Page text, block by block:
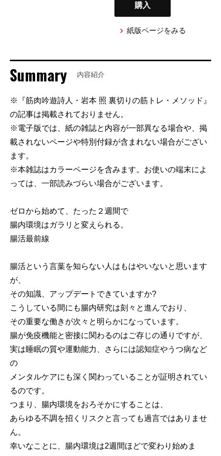
購入
紙版ページをみる
Summary 内容紹介
※『筋肉吟遊詩人・岩本 照 裏切りの筋トレ・メソッド』
の記事は掲載されておりません。
※電子版では、紙の雑誌と内容が一部異なる場合や、掲
載されないページや特別付録が含まれない場合がござい
ます。
※本雑誌はカラーページを含みます。お使いの端末によ
っては、一部読みづらい場合がございます。
ゼロから始めて、たった２週間で
腸内環境はガラリと変えられる。
腸活最前線
腸活という言葉を知らない人はもはやいないと思います
が、
その知識、アップデートできていますか?
こうしている間にも腸内研究は刻々と進んでおり、
その重要な働きが次々と明らかになっています。
腸が免疫機能と密接に関わるのはご存じの通りですが、
実は睡眠の質や運動能力、さらには認知症やうつ病など
の
メンタルケアにも深く関わっていることが証明されてい
るのです。
つまり、腸内環境をおろそかにすることは、
あらゆる不調を招くリスクと言っても過言ではありませ
ん。
幸いなことに、腸内環境は2週間ほどで変わり始めま